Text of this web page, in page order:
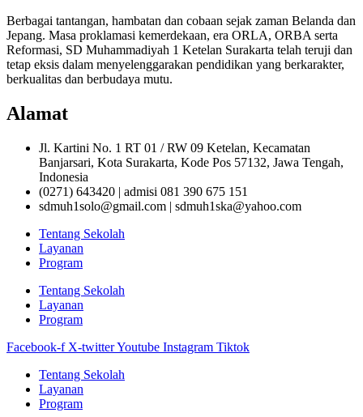
Berbagai tantangan, hambatan dan cobaan sejak zaman Belanda dan
Jepang. Masa proklamasi kemerdekaan, era ORLA, ORBA serta
Reformasi, SD Muhammadiyah 1 Ketelan Surakarta telah teruji dan
tetap eksis dalam menyelenggarakan pendidikan yang berkarakter,
berkualitas dan berbudaya mutu.
Alamat
Jl. Kartini No. 1 RT 01 / RW 09 Ketelan, Kecamatan
Banjarsari, Kota Surakarta, Kode Pos 57132, Jawa Tengah,
Indonesia
(0271) 643420 | admisi 081 390 675 151
sdmuh1solo@gmail.com | sdmuh1ska@yahoo.com
Tentang Sekolah
Layanan
Program
Tentang Sekolah
Layanan
Program
Facebook-f X-twitterYoutube Instagram Tiktok
Tentang Sekolah
Layanan
Program